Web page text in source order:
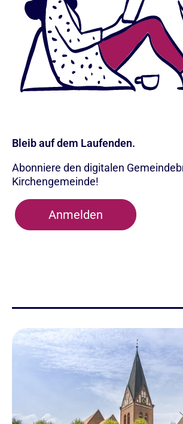
Bleib auf dem Laufenden.
Abonniere den digitalen
Kirchengemeinde!
Anmelden